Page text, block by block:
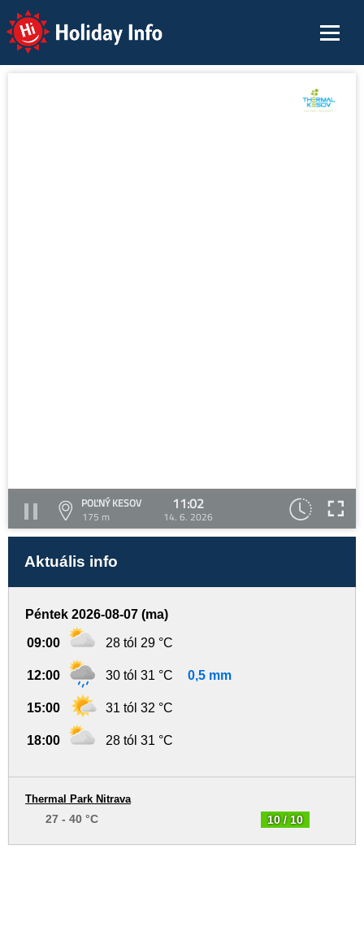
Holiday Info
POĽNÝ KESOV
175 m
11:02
14. 6. 2026
Aktuális info
Péntek 2026-08-07 (ma)
09:00 28 tól 29 °C
12:00 30 tól 31 °C 0,5 mm
15:00 31 tól 32 °C
18:00 28 tól 31 °C
10 / 10
Thermal Park Nitrava
27 - 40 °C